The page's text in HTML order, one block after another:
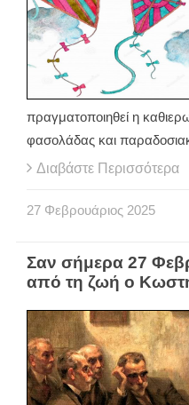
πραγματοποιηθεί η
φασολάδας και
Διαβάστε Περισσότερα
27 Φεβρουάριος 2025
Σαν σήμερα 27
από τη ζωή ο